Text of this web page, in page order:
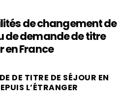
de changement de
de demande de titre
en France
DE TITRE DE SÉJOUR EN
L’ÉTRANGER